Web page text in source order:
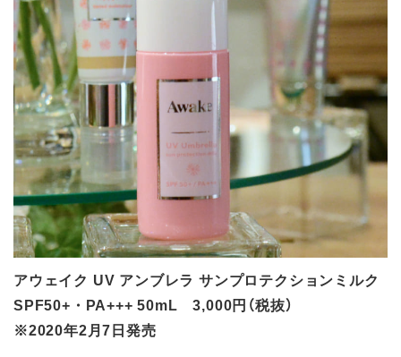
アウェイク UV アンブレラ サンプロテクションミルク
SPF50+・PA+++ 50mL 3,000円（税抜）
※2020年2月7日発売